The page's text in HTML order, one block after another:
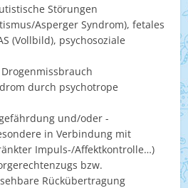
Störungen
Asperger Syndrom), fetales
(Vollbild), psychosoziale
durch psychotrope
und/oder -
in Verbindung mit
Impuls-/Affektkontrolle…)
bzw.
Rückübertragung